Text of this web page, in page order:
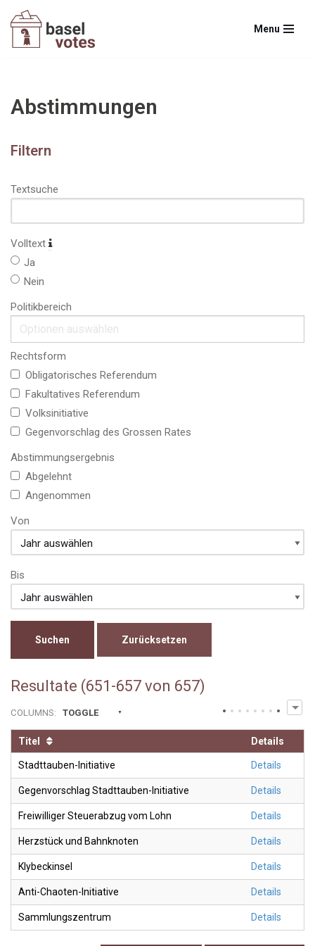
Zum
Menu
Abstimmungen
Filtern
Textsuche
Volltext
Ja
Nein
Politikbereich
Rechtsform
Obligatorisches Referendum
Fakultatives Referendum
Volksinitiative
Gegenvorschlag des Grossen Rates
Abstimmungsergebnis
Abgelehnt
Angenommen
Von
Bis
Zurücksetzen
Resultate (651-657 von 657)
COLUMNS: TOGGLE
Titel Details
Stadttauben-Initiative Details
Gegenvorschlag Stadttauben-Initiative Details
Freiwilliger Steuerabzug vom Lohn Details
Herzstück und Bahnknoten Details
Klybeckinsel Details
Anti-Chaoten-Initiative Details
Sammlungszentrum Details